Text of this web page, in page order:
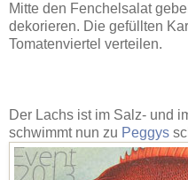
Mitte den Fenchelsalat
dekorieren. Die gefüllten
Tomatenviertel verteilen.
Der Lachs ist im Salz- und
schwimmt nun zu Peggys